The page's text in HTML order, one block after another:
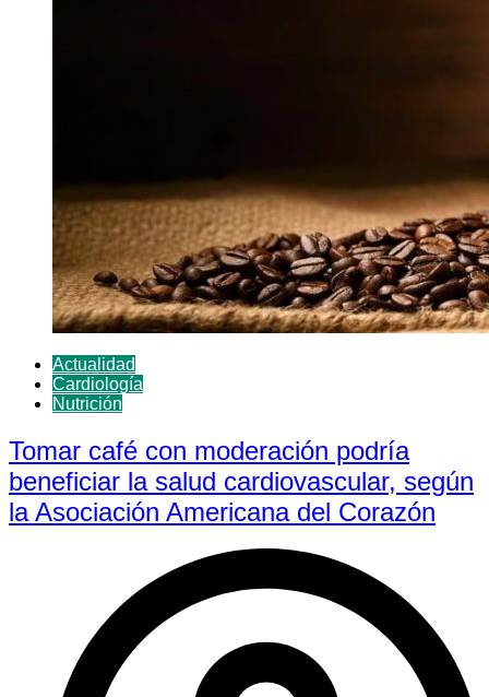
Actualidad
Cardiología
Nutrición
Tomar café con moderación podría
beneficiar la salud cardiovascular, según
la Asociación Americana del Corazón